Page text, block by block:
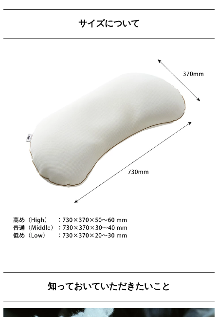
サイズについて
知っておいていただきたいこと